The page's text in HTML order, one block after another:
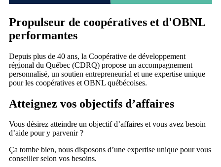
Propulseur de coopératives et d'OBNL
performantes
Depuis plus de 40 ans, la Coopérative de développement
régional du Québec (CDRQ) propose un accompagnement
personnalisé, un soutien entrepreneurial et une expertise unique
pour les coopératives et OBNL québécoises.
Atteignez vos objectifs d’affaires
Vous désirez atteindre un objectif d’affaires et vous avez besoin
d’aide pour y parvenir ?
Ça tombe bien, nous disposons d’une expertise unique pour vous
conseiller selon vos besoins.